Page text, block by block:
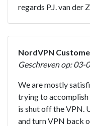
regards P.J. van der
NordVPN
Geschreven op: 03-
We are mostly
trying to
is shut off the VPN.
and turn VPN back